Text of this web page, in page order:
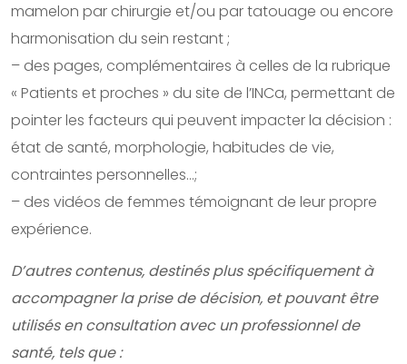
mamelon par chirurgie et/ou par tatouage ou encore
harmonisation du sein restant ;
– des pages, complémentaires à celles de la rubrique
« Patients et proches » du site de l’INCa, permettant de
pointer les facteurs qui peuvent impacter la décision :
état de santé, morphologie, habitudes de vie,
contraintes personnelles…;
– des vidéos de femmes témoignant de leur propre
expérience.
D’autres contenus, destinés plus spécifiquement à
accompagner la prise de décision, et pouvant être
utilisés en consultation avec un professionnel de
santé, tels que :